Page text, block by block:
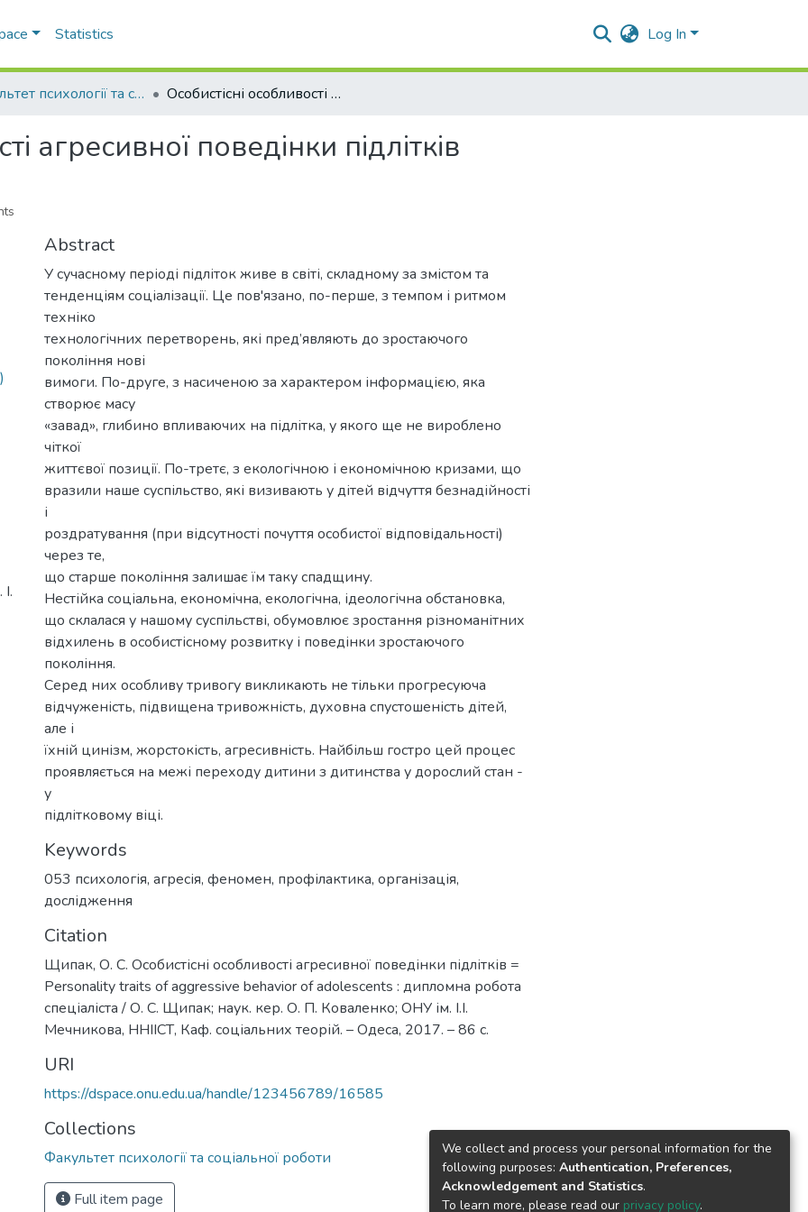
Statistics Log In
Факультет психології та соціальної роботи Особистісні особливості агресивної поведінки підлітків
агресивної поведінки підлітків
Abstract
У сучасному періоді підліток живе в світі, складному за змістом та
тенденціям соціалізації. Це пов'язано, по-перше, з темпом і ритмом
техніко
технологічних перетворень, які пред’являють до зростаючого
покоління нові
вимоги. По-друге, з насиченою за характером інформацією, яка
створює масу
«завад», глибино впливаючих на підлітка, у якого ще не вироблено
чіткої
життєвої позиції. По-третє, з екологічною і економічною кризами, що
вразили наше суспільство, які визивають у дітей відчуття безнадійності
і
роздратування (при відсутності почуття особистої відповідальності)
через те,
що старше покоління залишає їм таку спадщину.
Нестійка соціальна, економічна, екологічна, ідеологічна обстановка,
що склалася у нашому суспільстві, обумовлює зростання різноманітних
відхилень в особистісному розвитку і поведінки зростаючого
покоління.
Серед них особливу тривогу викликають не тільки прогресуюча
відчуженість, підвищена тривожність, духовна спустошеність дітей,
але і
їхній цинізм, жорстокість, агресивність. Найбільш гостро цей процес
проявляється на межі переходу дитини з дитинства у дорослий стан -
у
підлітковому віці.
Keywords
053 психологія, агресія, феномен, профілактика, організація,
дослідження
Citation
Щипак, О. С. Особистісні особливості агресивної поведінки підлітків =
Personality traits of aggressive behavior of adolescents : дипломна робота
спеціаліста / О. С. Щипак; наук. кер. О. П. Коваленко; ОНУ ім. І.І.
Мечникова, ННІІСТ, Каф. соціальних теорій. – Одеса, 2017. – 86 с.
URI
https://dspace.onu.edu.ua/handle/123456789/16585
Collections
Факультет психології та соціальної роботи
Full item page
We collect and process your personal information for the
following purposes: Authentication, Preferences,
Acknowledgement and Statistics.
To learn more, please read our privacy policy.